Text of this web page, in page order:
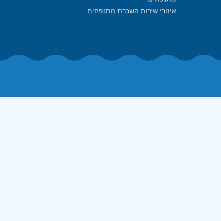
איזורי שירות השכרת מתנפחים